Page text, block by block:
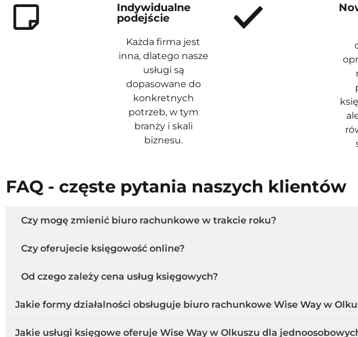
Indywidualne
podejście
Każda firma jest
inna, dlatego nasze
usługi są
dopasowane do
konkretnych
potrzeb, w tym
branży i skali
biznesu.
FAQ - częste pytania naszych klientów
Czy mogę zmienić biuro rachunkowe w trakcie roku?
Czy oferujecie księgowość online?
Od czego zależy cena usług księgowych?
Jakie formy działalności obsługuje biuro rachunkowe Wise Way w
Jakie usługi księgowe oferuje Wise Way w Olkuszu dla